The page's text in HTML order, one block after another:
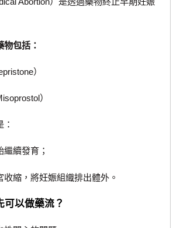
物包括：
）
）
續發育；
縮，將妊娠組織排出體外。
可以做藥流？